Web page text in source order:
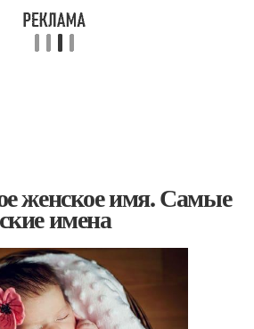
женское имя. Самые
имена